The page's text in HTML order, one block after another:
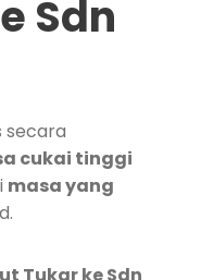
Sdn
secara
cukai tinggi
masa yang
Tukar ke Sdn